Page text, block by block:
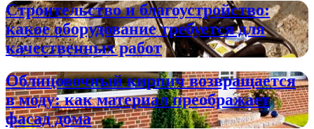
Строительство и благоустройство:
какое оборудование требуется для
качественных работ
Облицовочный кирпич возвращается
в моду: как материал преображает
фасад дома